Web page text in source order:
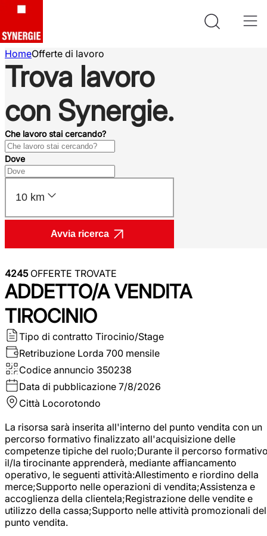
HomeOfferte di lavoro
Trova lavoro
con Synergie.
Che lavoro stai cercando?
Dove
10 km
Avvia ricerca
4245OFFERTE TROVATE
ADDETTO/A VENDITA
TIROCINIO
Tipo di contratto Tirocinio/Stage
Retribuzione Lorda 700 mensile
Codice annuncio 350238
Data di pubblicazione 7/8/2026
Città Locorotondo
La risorsa sarà inserita all'interno del punto vendita con un
percorso formativo finalizzato all'acquisizione delle
competenze tipiche del ruolo;Durante il percorso
il/la tirocinante apprenderà, mediante affiancamento
operativo, le seguenti attività:Allestimento e riordino della
merce;Supporto nelle operazioni di vendita;Assistenza e
accoglienza della clientela;Registrazione delle vendite e
utilizzo della cassa;Supporto nelle attività promozionali del
punto vendita.